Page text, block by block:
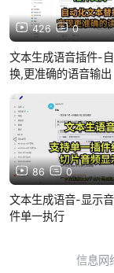
426 0
文本生成语音插件-
换,更准确的语音输出
86 0
文本生成语音-显示
件单一执行
信息网